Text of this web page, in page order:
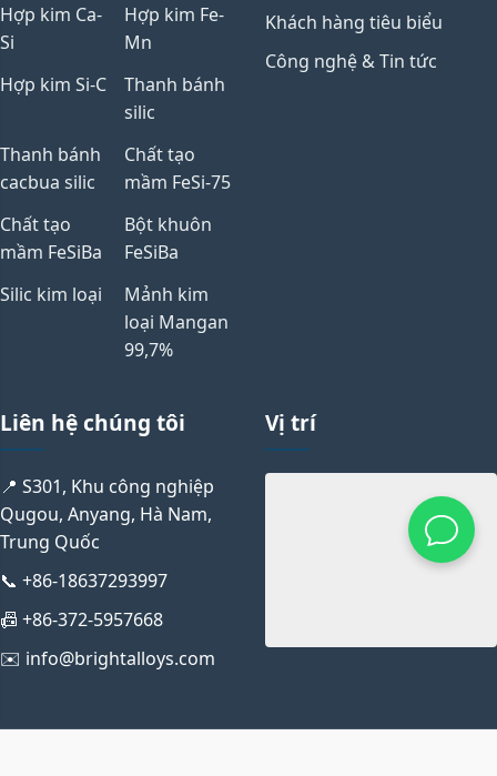
Hợp kim Ca-
Si
Hợp kim Fe-
Mn
Hợp kim Si-C
Thanh bánh
silic
Thanh bánh
cacbua silic
Chất tạo
mầm FeSi-75
Chất tạo
mầm FeSiBa
Bột khuôn
FeSiBa
Silic kim loại
Mảnh kim
loại Mangan
99,7%
Khách hàng tiêu biểu
Công nghệ & Tin tức
Liên hệ chúng tôi
📍 S301, Khu công nghiệp
Qugou, Anyang, Hà Nam,
Trung Quốc
📞 +86-18637293997
📠 +86-372-5957668
✉️ info@brightalloys.com
Vị trí